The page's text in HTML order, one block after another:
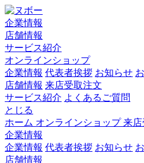
企業情報
店舗情報
サービス紹介
オンラインショップ
企業情報 代表者挨拶 お知らせ
店舗情報 来店受取注文
サービス紹介 よくあるご質問
とじる
ホーム オンラインショップ来店
企業情報
企業情報 代表者挨拶 お知らせ
店舗情報